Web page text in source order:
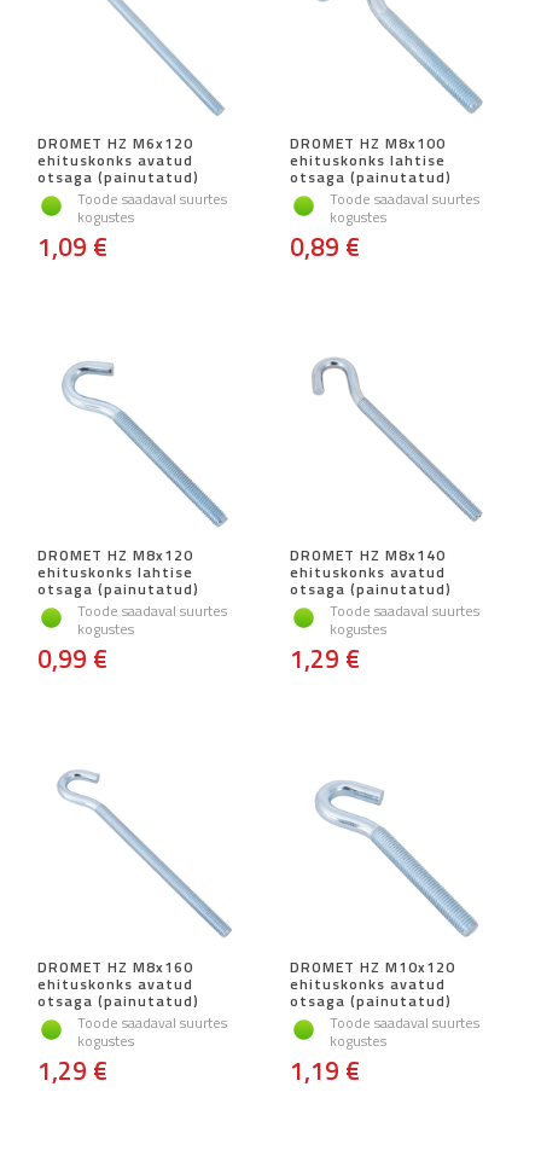
DROMET HZ M6x120
ehituskonks avatud
otsaga (painutatud)
Toode saadaval suurtes
kogustes
1,09 €
DROMET HZ M8x100
ehituskonks lahtise
otsaga (painutatud)
Toode saadaval suurtes
kogustes
0,89 €
DROMET HZ M8x120
ehituskonks lahtise
otsaga (painutatud)
Toode saadaval suurtes
kogustes
0,99 €
DROMET HZ M8x140
ehituskonks avatud
otsaga (painutatud)
Toode saadaval suurtes
kogustes
1,29 €
DROMET HZ M8x160
ehituskonks avatud
otsaga (painutatud)
Toode saadaval suurtes
kogustes
1,29 €
DROMET HZ M10x120
ehituskonks avatud
otsaga (painutatud)
Toode saadaval suurtes
kogustes
1,19 €